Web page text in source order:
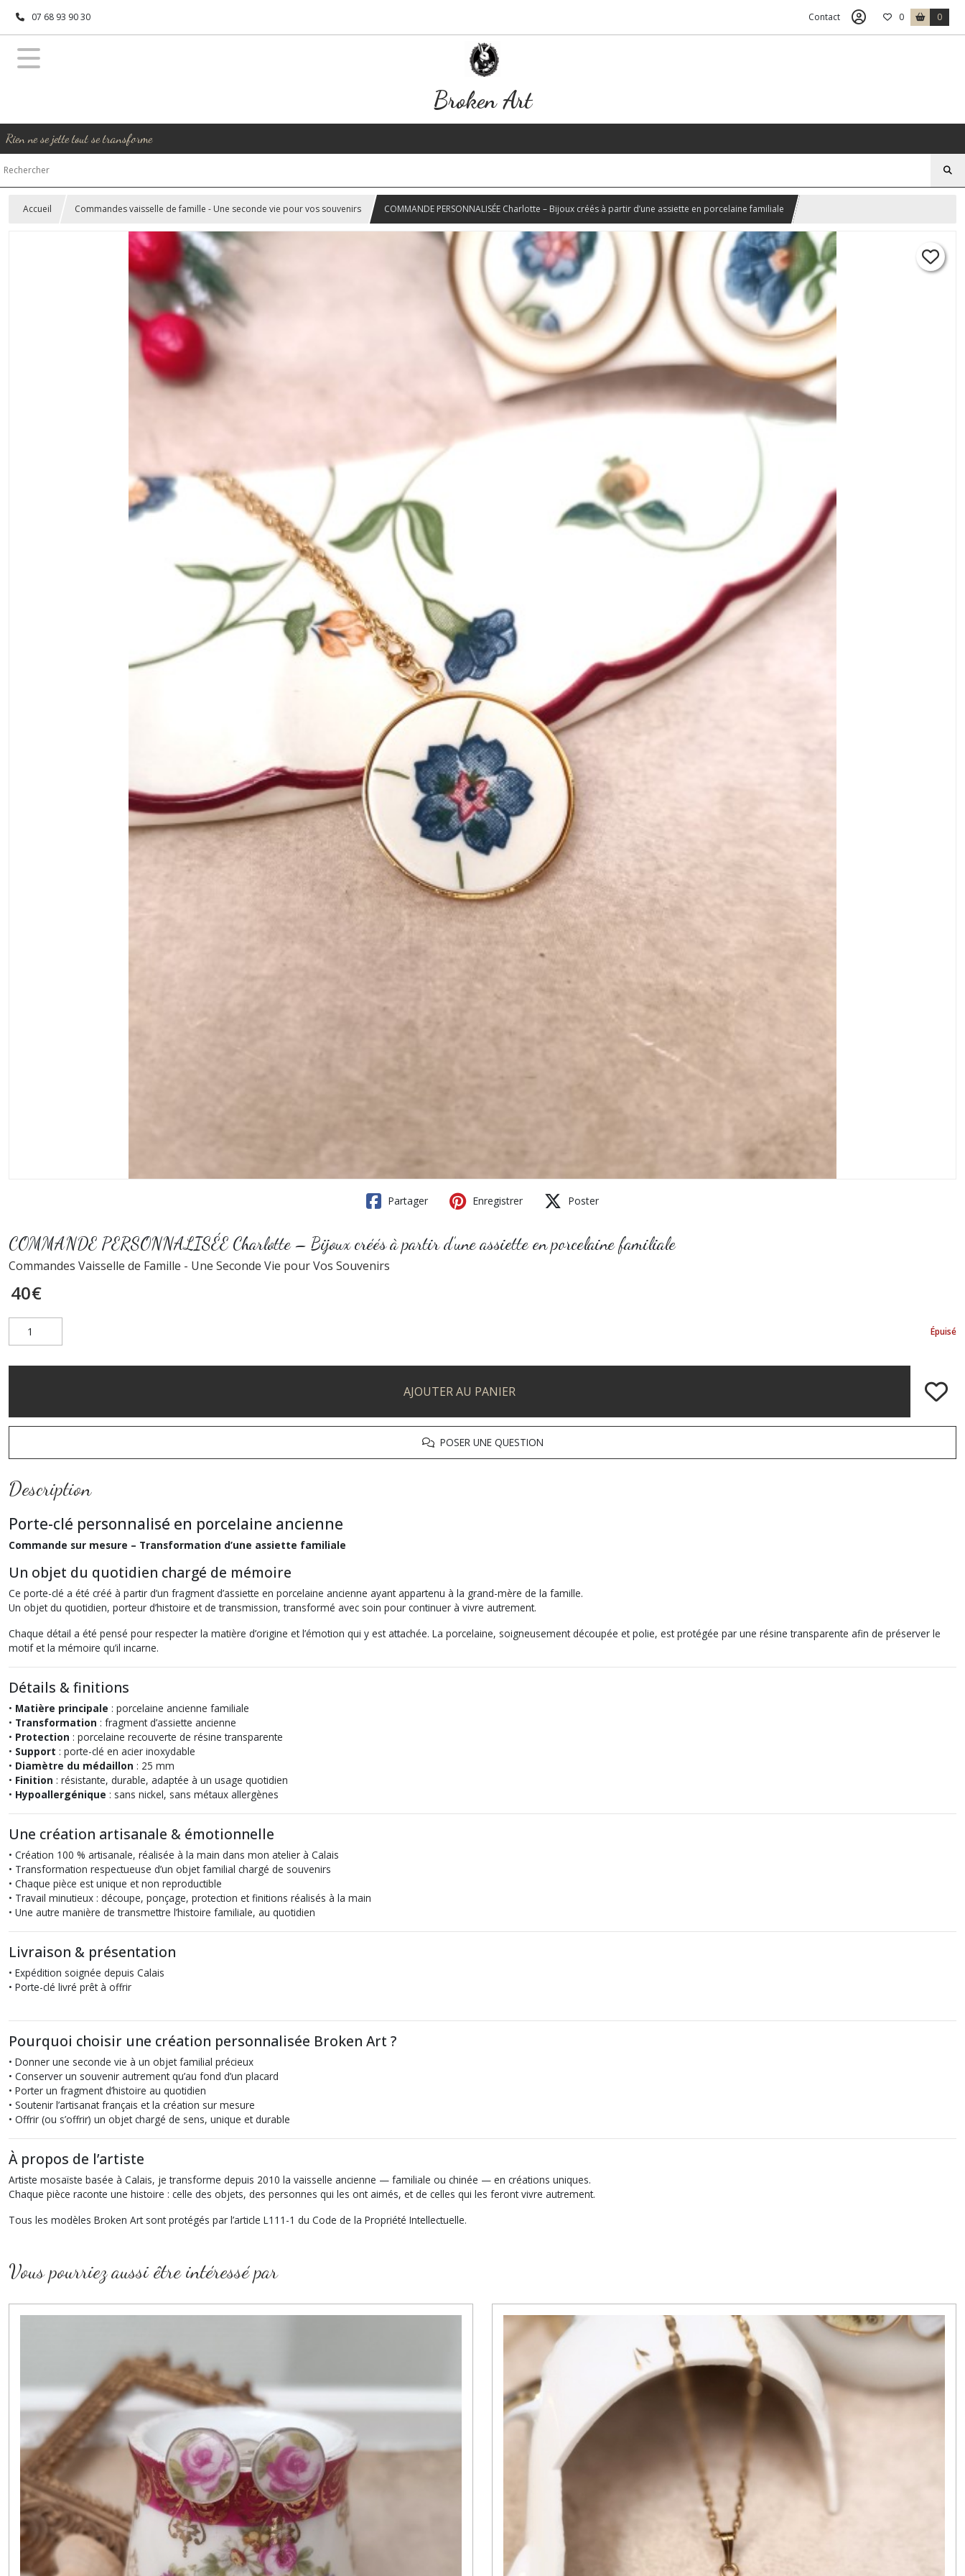
07 68 93 90 30 Contact 0 0
Broken Art
Rien ne se jette tout se transforme
Accueil Commandes vaisselle de famille - Une seconde vie pour vos souvenirs COMMANDE PERSONNALISÉE Charlotte – Bijoux créés à partir d’une assiette en porcelaine familiale
Partager Enregistrer Poster
COMMANDE PERSONNALISÉE Charlotte – Bijoux créés à partir d’une assiette en porcelaine familiale
Commandes Vaisselle de Famille - Une Seconde Vie pour Vos Souvenirs
40€
Épuisé
AJOUTER AU PANIER
POSER UNE QUESTION
Description
Porte-clé personnalisé en porcelaine ancienne
Commande sur mesure – Transformation d’une assiette familiale
Un objet du quotidien chargé de mémoire
Ce porte-clé a été créé à partir d’un fragment d’assiette en porcelaine ancienne ayant appartenu à la grand-mère de la famille.
Un objet du quotidien, porteur d’histoire et de transmission, transformé avec soin pour continuer à vivre autrement.
Chaque détail a été pensé pour respecter la matière d’origine et l’émotion qui y est attachée. La porcelaine, soigneusement découpée et polie, est protégée par une résine transparente afin de préserver le
motif et la mémoire qu’il incarne.
Détails & finitions
• Matière principale : porcelaine ancienne familiale
• Transformation : fragment d’assiette ancienne
• Protection : porcelaine recouverte de résine transparente
• Support : porte-clé en acier inoxydable
• Diamètre du médaillon : 25 mm
• Finition : résistante, durable, adaptée à un usage quotidien
• Hypoallergénique : sans nickel, sans métaux allergènes
Une création artisanale & émotionnelle
• Création 100 % artisanale, réalisée à la main dans mon atelier à Calais
• Transformation respectueuse d’un objet familial chargé de souvenirs
• Chaque pièce est unique et non reproductible
• Travail minutieux : découpe, ponçage, protection et finitions réalisés à la main
• Une autre manière de transmettre l’histoire familiale, au quotidien
Livraison & présentation
• Expédition soignée depuis Calais
• Porte-clé livré prêt à offrir
Pourquoi choisir une création personnalisée Broken Art ?
• Donner une seconde vie à un objet familial précieux
• Conserver un souvenir autrement qu’au fond d’un placard
• Porter un fragment d’histoire au quotidien
• Soutenir l’artisanat français et la création sur mesure
• Offrir (ou s’offrir) un objet chargé de sens, unique et durable
À propos de l’artiste
Artiste mosaïste basée à Calais, je transforme depuis 2010 la vaisselle ancienne — familiale ou chinée — en créations uniques.
Chaque pièce raconte une histoire : celle des objets, des personnes qui les ont aimés, et de celles qui les feront vivre autrement.
Tous les modèles Broken Art sont protégés par l’article L111-1 du Code de la Propriété Intellectuelle.
Vous pourriez aussi être intéressé par